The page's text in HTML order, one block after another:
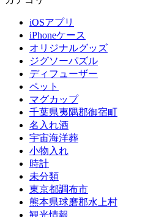
iOSアプリ
iPhoneケース
オリジナルグッズ
ジグソーパズル
ディフューザー
ペット
マグカップ
千葉県夷隅郡御宿町
名入れ酒
宇宙海洋葬
小物入れ
時計
未分類
東京都調布市
熊本県球磨郡水上村
観光情報